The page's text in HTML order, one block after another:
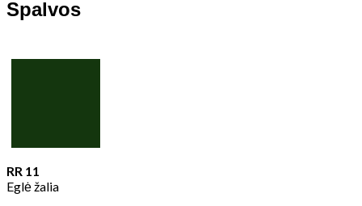
Spalvos
RR 11
Eglė žalia